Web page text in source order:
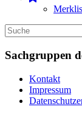
Sachgruppen
Kontakt
Impressum